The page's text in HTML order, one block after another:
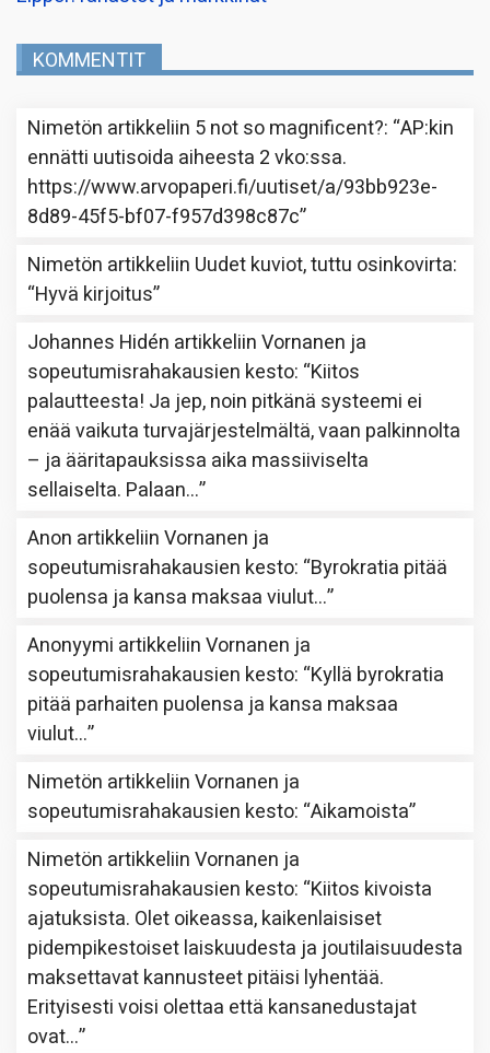
KOMMENTIT
Nimetön artikkeliin 5 not so magnificent?: “AP:kin
ennätti uutisoida aiheesta 2 vko:ssa.
https://www.arvopaperi.fi/uutiset/a/93bb923e-
8d89-45f5-bf07-f957d398c87c”
Nimetön artikkeliin Uudet kuviot, tuttu osinkovirta:
“Hyvä kirjoitus”
Johannes Hidén artikkeliinVornanen ja
sopeutumisrahakausien kesto: “Kiitos
palautteesta! Ja jep, noin pitkänä systeemi ei
enää vaikuta turvajärjestelmältä, vaan palkinnolta
– ja ääritapauksissa aika massiiviselta
sellaiselta. Palaan…”
Anon artikkeliinVornanen ja
sopeutumisrahakausien kesto: “Byrokratia pitää
puolensa ja kansa maksaa viulut…”
Anonyymi artikkeliinVornanen ja
sopeutumisrahakausien kesto: “Kyllä byrokratia
pitää parhaiten puolensa ja kansa maksaa
viulut…”
Nimetön artikkeliinVornanen ja
sopeutumisrahakausien kesto: “Aikamoista”
Nimetön artikkeliinVornanen ja
sopeutumisrahakausien kesto: “Kiitos kivoista
ajatuksista. Olet oikeassa, kaikenlaisiset
pidempikestoiset laiskuudesta ja joutilaisuudesta
maksettavat kannusteet pitäisi lyhentää.
Erityisesti voisi olettaa että kansanedustajat
ovat…”